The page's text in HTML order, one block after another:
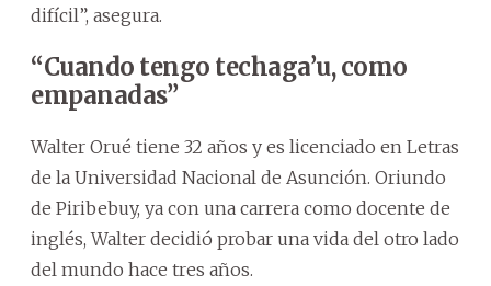
difícil”, asegura.
“Cuando tengo techaga’u, como
empanadas”
Walter Orué tiene 32 años y es licenciado en Letras
de la Universidad Nacional de Asunción. Oriundo
de Piribebuy, ya con una carrera como docente de
inglés, Walter decidió probar una vida del otro lado
del mundo hace tres años.